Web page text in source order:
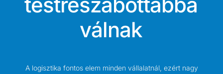
válnak
A logisztika fontos elem minden vállalatnál, ezért nagy